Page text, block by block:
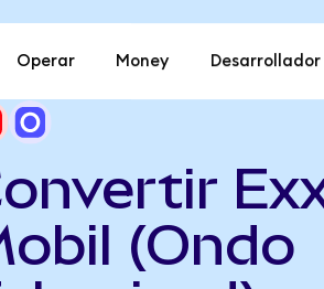
Operar Money Desarrollador
(Ondo